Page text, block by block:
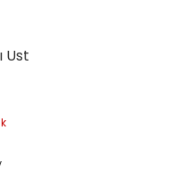
Ust